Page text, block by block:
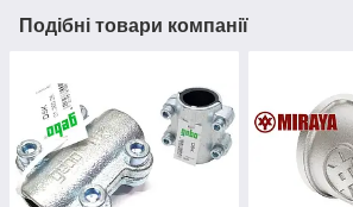
Подібні товари компанії